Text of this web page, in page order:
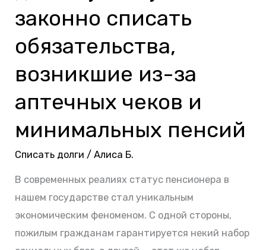
законно списать
обязательства,
возникшие из-за
аптечных чеков и
минимальных пенсий
Списать долги /Алиса Б.
В современных реалиях статус пенсионера в
нашем государстве стал уникальным
экономическим феноменом. С одной стороны,
пожилым гражданам гарантируется некий набор
как
законно
обязательства,
из-
за
и
минимальных
пенсий